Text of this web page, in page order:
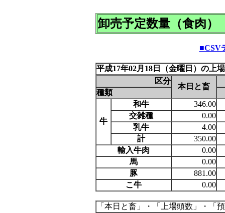
卸売予定数量（食肉）
■CSV
平成17年02月18日（金曜日）の上
区分
本日と畜
種類
牛
和牛
346.00
交雑種
0.00
乳牛
4.00
計
350.00
輸入牛肉
0.00
馬
0.00
豚
881.00
こ牛
0.00
「本日と畜」・「上場頭数」・「